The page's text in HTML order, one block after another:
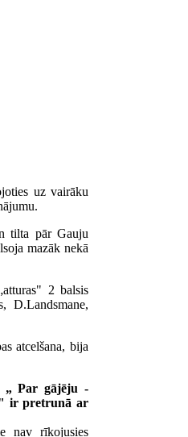
uz vairāku
tilta pār Gauju
mazāk nekā
2 balsis
D.Landsmane,
atcelšana, bija
„ Par gājēju -
ir pretrunā ar
nav rīkojusies